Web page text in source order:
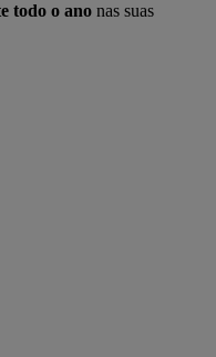
todo o ano nas suas